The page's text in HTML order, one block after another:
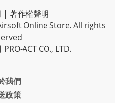
| 著作權聲明
Online Store. All rights
ACT CO., LTD.
我們
政策